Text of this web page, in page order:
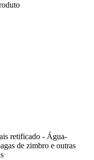
retificado - Água-
de zimbro e outras